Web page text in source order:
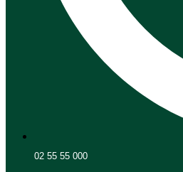
02 55 55 000